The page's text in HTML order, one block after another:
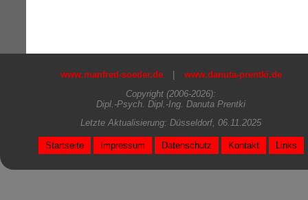
www.manfred-soeder.de
www.danuta-prentki.de
Copyright (2006-2026):
Dipl.-Psych. Dipl.-Ing. Danuta Prentki
Letzte Aktualisierung: Düsseldorf, 06.11.2025
Startseite Impressum Datenschutz Kontakt Links